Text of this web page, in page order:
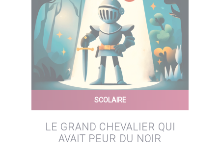
SCOLAIRE
LE GRAND CHEVALIER QUI
AVAIT PEUR DU NOIR